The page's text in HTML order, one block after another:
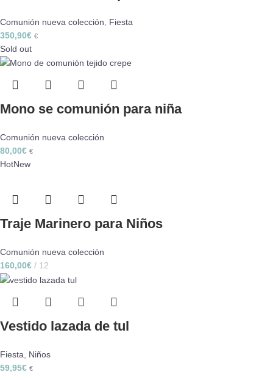
Comunión nueva colección
Fiesta
350,90€ €
Sold out
Mono se comunión para niña
Comunión nueva colección
80,00€ €
HotNew
Traje Marinero para Niños
Comunión nueva colección
160,00€ 12
Vestido lazada de tul
Fiesta
Niños
59,95€ €